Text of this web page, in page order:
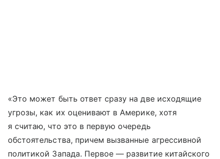
«Это может быть ответ сразу на две исходящие
угрозы, как их оценивают в Америке, хотя
я считаю, что это в первую очередь
обстоятельства, причем вызванные агрессивной
политикой Запада. Первое — развитие китайского